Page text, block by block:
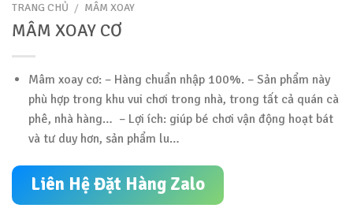
TRANG CHỦ / MÂM XOAY
MÂM XOAY CƠ
Mâm xoay cơ: – Hàng chuẩn nhập 100%. – Sản phẩm này
phù hợp trong khu vui chơi trong nhà, trong tất cả quán cà
phê, nhà hàng… – Lợi ích: giúp bé chơi vận động hoạt bát
và tư duy hơn, sản phẩm lu…
Liên Hệ Đặt Hàng Zalo